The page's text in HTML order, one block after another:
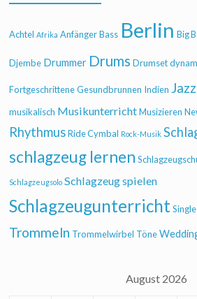
Achtel Afrika Anfänger Bass Berlin Big
Djembe Drummer Drums Drumset
Fortgeschrittene Gesundbrunnen Indien Jazz
musikalisch Musikunterricht Musizieren
Rhythmus Ride Cymbal Rock-Musik
schlagzeug lernen
Schlagzeugsolo Schlagzeug spielen
Schlagzeugunterricht
Trommeln Trommelwirbel Töne
August 2026